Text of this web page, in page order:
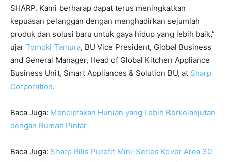
SHARP. Kami berharap dapat terus meningkatkan
kepuasan pelanggan dengan menghadirkan sejumlah
produk dan solusi baru untuk gaya hidup yang lebih baik,”
ujar Tomoki Tamura, BU Vice President, Global Business
and General Manager, Head of Global Kitchen Appliance
Business Unit, Smart Appliances & Solution BU, at Sharp
Corporation.
Baca Juga: Menciptakan Hunian yang Lebih Berkelanjutan
dengan Rumah Pintar
Baca Juga: Sharp Rilis Purefit Mini-Series Kover Area 30